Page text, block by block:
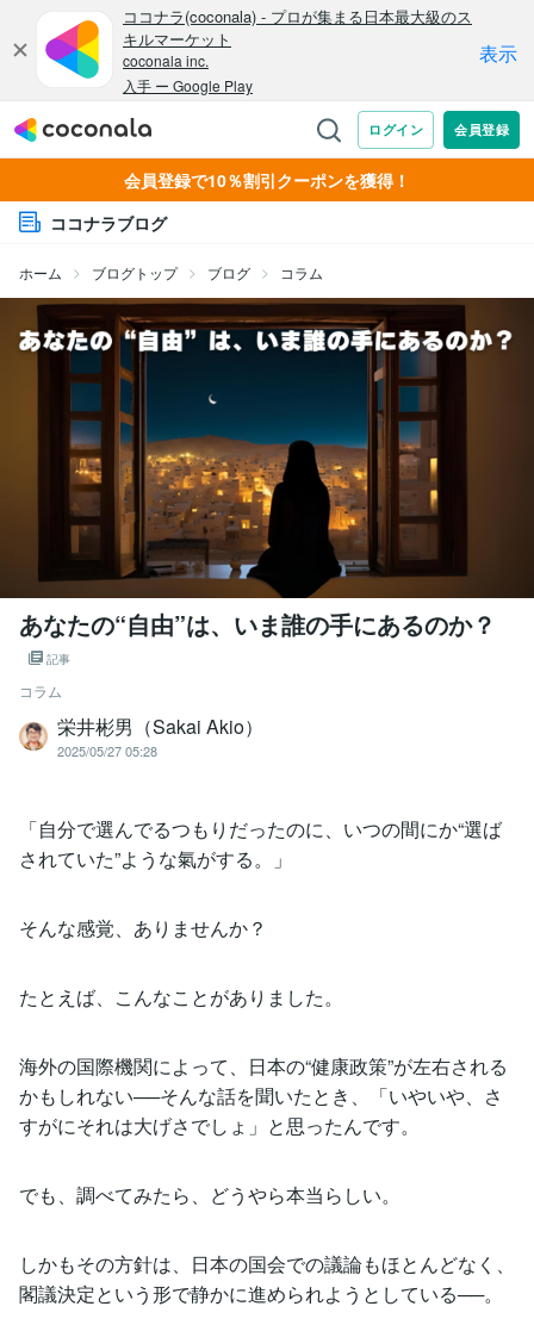
会員登録で10％割引クーポンを獲得！
ココナラブログ
ホーム ブログトップ ブログ コラム
あなたの“自由”は、いま誰の手にあるのか？
記事
コラム
栄井彬男（Sakai Akio）
2025/05/27 05:28
「自分で選んでるつもりだったのに、いつの間にか“選ば
されていた”ような氣がする。」
そんな感覚、ありませんか？
たとえば、こんなことがありました。
海外の国際機関によって、日本の“健康政策”が左右される
かもしれない──そんな話を聞いたとき、「いやいや、さ
すがにそれは大げさでしょ」と思ったんです。
でも、調べてみたら、どうやら本当らしい。
しかもその方針は、日本の国会での議論もほとんどなく、
閣議決定という形で静かに進められようとしている──。